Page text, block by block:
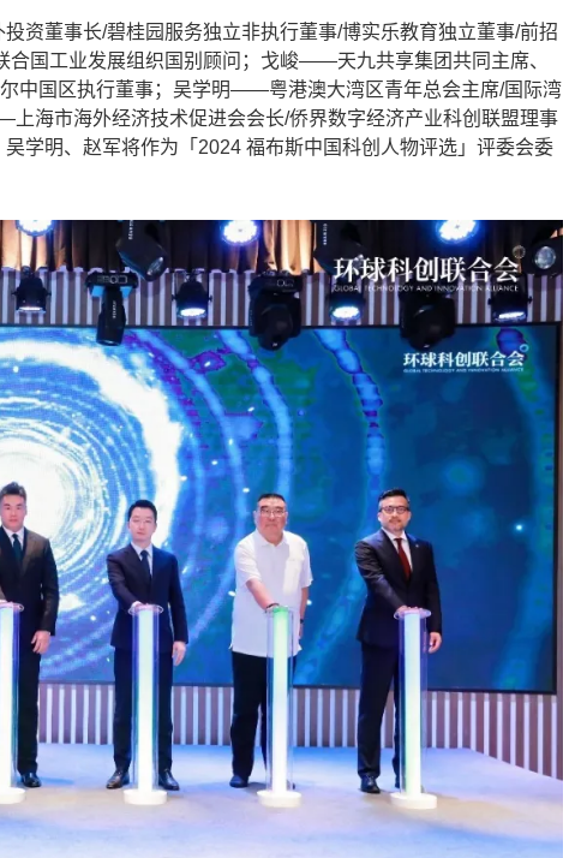
事长/碧桂园服务独立非执行董事/博实乐教育独立董事/前招
国工业发展组织国别顾问；戈峻——天九共享集团共同主席、
中国区执行董事；吴学明——粤港澳大湾区青年总会主席/国际湾
海市海外经济技术促进会会长/侨界数字经济产业科创联盟理事
学明、赵军将作为「2024 福布斯中国科创人物评选」评委会委